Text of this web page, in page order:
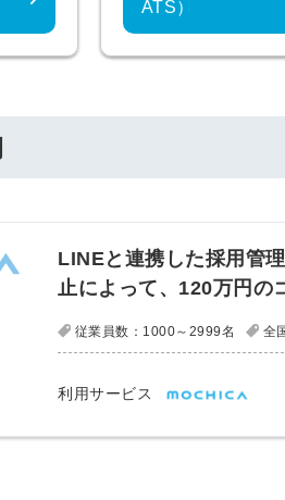
ATS）
LINEと連携した採用管
止によって、120万円の
従業員数：1000～2999名 全
利用サービス